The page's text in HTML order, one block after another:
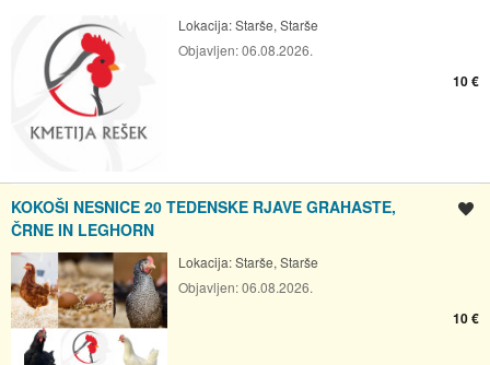
Lokacija:Starše, Starše
Objavljen:06.08.2026.
10 €
KOKOŠI NESNICE 20 TEDENSKE RJAVE GRAHASTE,
ČRNE IN LEGHORN
Lokacija:Starše, Starše
Objavljen:06.08.2026.
10 €